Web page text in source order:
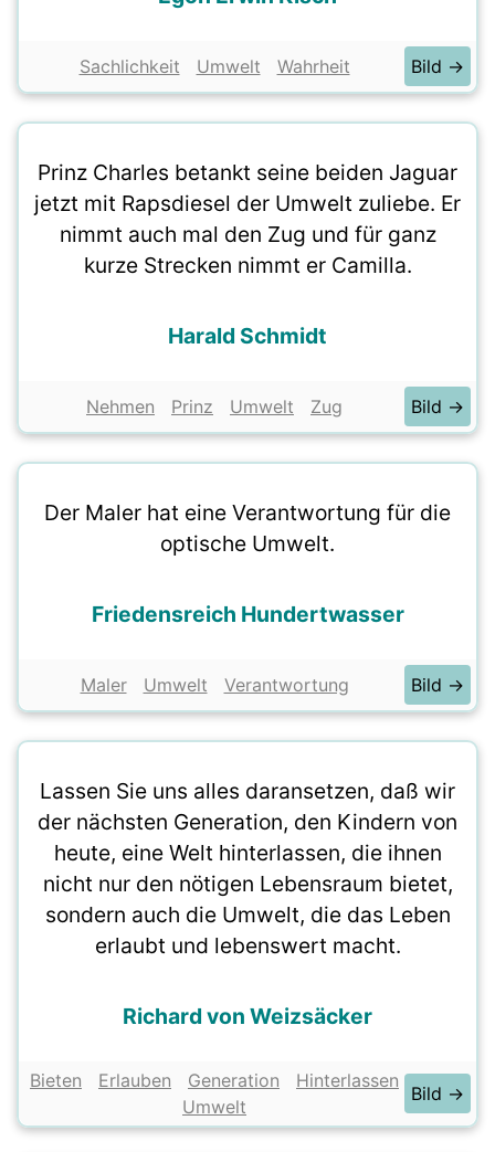
Sachlichkeit Umwelt Wahrheit Bild →
Prinz Charles betankt seine beiden Jaguar
jetzt mit Rapsdiesel der Umwelt zuliebe. Er
nimmt auch mal den Zug und für ganz
kurze Strecken nimmt er Camilla.
Harald Schmidt
Nehmen Prinz Umwelt Zug Bild →
Der Maler hat eine Verantwortung für die
optische Umwelt.
Friedensreich Hundertwasser
Maler Umwelt Verantwortung Bild →
Lassen Sie uns alles daransetzen, daß wir
der nächsten Generation, den Kindern von
heute, eine Welt hinterlassen, die ihnen
nicht nur den nötigen Lebensraum bietet,
sondern auch die Umwelt, die das Leben
erlaubt und lebenswert macht.
Richard von Weizsäcker
Bieten Erlauben Generation
Hinterlassen
Umwelt
Bild →